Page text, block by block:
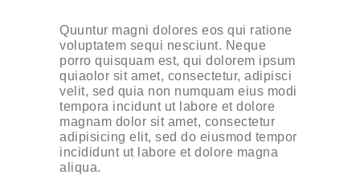
Quuntur magni dolores eos qui ratione
voluptatem sequi nesciunt. Neque
porro quisquam est, qui dolorem ipsum
quiaolor sit amet, consectetur, adipisci
velit, sed quia non numquam eius modi
tempora incidunt ut labore et dolore
magnam dolor sit amet, consectetur
adipisicing elit, sed do eiusmod tempor
incididunt ut labore et dolore magna
aliqua.